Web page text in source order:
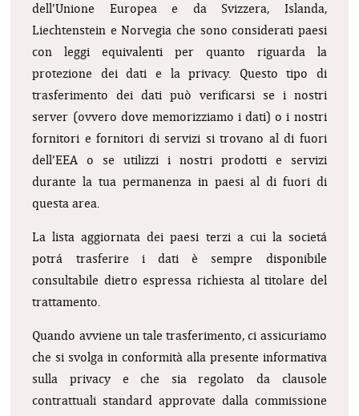
dell’Unione Europea e da Svizzera, Islanda,
Liechtenstein e Norvegia che sono considerati paesi
con leggi equivalenti per quanto riguarda la
protezione dei dati e la privacy. Questo tipo di
trasferimento dei dati può verificarsi se i nostri
server (ovvero dove memorizziamo i dati) o i nostri
fornitori e fornitori di servizi si trovano al di fuori
dell’EEA o se utilizzi i nostri prodotti e servizi
durante la tua permanenza in paesi al di fuori di
questa area.
La lista aggiornata dei paesi terzi a cui la societá
potrá trasferire i dati è sempre disponibile
consultabile dietro espressa richiesta al titolare del
trattamento.
Quando avviene un tale trasferimento, ci assicuriamo
che si svolga in conformità alla presente informativa
sulla privacy e che sia regolato da clausole
contrattuali standard approvate dalla commissione